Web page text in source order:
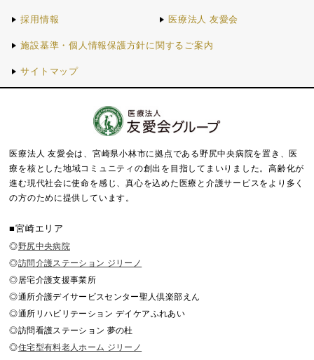
採用情報 医療法人 友愛会
施設基準・個人情報保護方針に関するご案内
サイトマップ
医療法人 友愛会は、宮崎県小林市に拠点である野尻中央病院を置き、医
療を核とした地域コミュニティの創出を目指してまいりました。高齢化が
進む現代社会に使命を感じ、真心を込めた医療と介護サービスをより多く
の方のために提供しています。
■宮崎エリア
◎野尻中央病院
◎訪問介護ステーション ジリーノ
◎居宅介護支援事業所
◎通所介護デイサービスセンター聖人倶楽部えん
◎通所リハビリテーション デイケアふれあい
◎訪問看護ステーション 夢の杜
◎住宅型有料老人ホーム ジリーノ